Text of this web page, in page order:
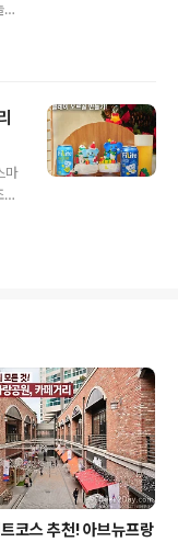
마
여
추천! 아브뉴프랑